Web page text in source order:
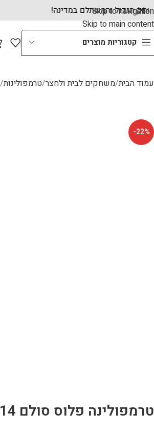
Skip to navigation
Skip to main content
קטגוריות מוצרים
עמוד הבית משחקים לבית ולחצר טרמפולינות
-22%
טרמפולינה פלוס סולם 14 פיט 4.27X2.86 סמ מבית Bestway
שולחנות משחק הגדול והמשתלם במדינה!